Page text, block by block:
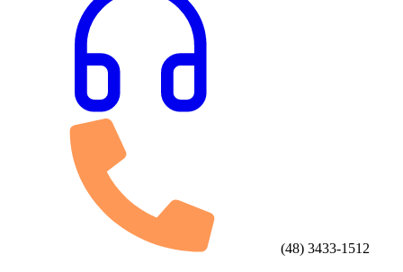
(48) 3433-1512